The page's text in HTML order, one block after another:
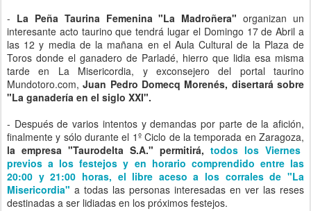
- La Peña Taurina Femenina "La Madroñera" organizan un
interesante acto taurino que tendrá lugar el Domingo 17 de Abril a
las 12 y media de la mañana en el Aula Cultural de la Plaza de
Toros donde el ganadero de Parladé, hierro que lidia esa misma
tarde en La Misericordia, y exconsejero del portal taurino
Mundotoro.com,Juan Pedro Domecq Morenés, disertará sobre
"La ganadería en el siglo XXI".
- Después de varios intentos y demandas por parte de la afición,
finalmente y sólo durante el 1º Ciclo de la temporada en Zaragoza,
la empresa "Taurodelta S.A." permitirá, todos los Viernes
previos a los festejos y en horario comprendido entre las
20:00 y 21:00 horas, el libre aceso a los corrales de "La
Misericordia" a todas las personas interesadas en ver las reses
destinadas a ser lidiadas en los próximos festejos.